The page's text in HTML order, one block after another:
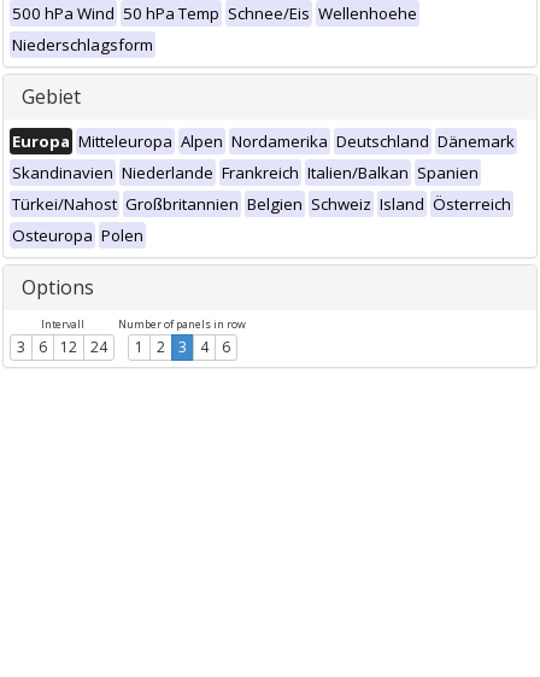
500 hPa Wind 50 hPa Temp Schnee/Eis Wellenhoehe
Niederschlagsform
Gebiet
Europa Mitteleuropa Alpen Nordamerika Deutschland Dänemark
Skandinavien Niederlande Frankreich Italien/Balkan Spanien
Türkei/Nahost Großbritannien Belgien Schweiz Island Österreich
Osteuropa Polen
Options
Intervall
3 6 12 24
Number of panels in row
1 2 3 4 6